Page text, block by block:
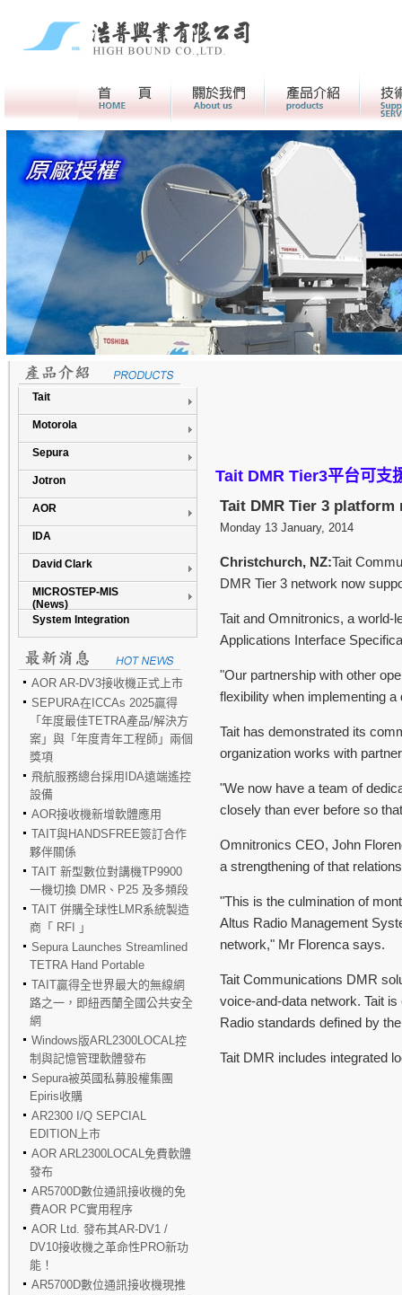
首頁 關於我們> 產品介紹
Tait
Motorola
Sepura
Jotron
AOR
IDA
David Clark
MICROSTEP-MIS
(News)
System Integration
AOR AR-DV3接收機正式上市
SEPURA在ICCAs 2025贏得
「年度最佳TETRA產品/解決方
案」與「年度青年工程師」兩個
獎項
飛航服務總台採用IDA遠端遙控
設備
AOR接收機新增軟體應用
TAIT與HANDSFREE簽訂合作
夥伴關係
TAIT 新型數位對講機TP9900
一機切換 DMR、P25 及多頻段
TAIT 併購全球性LMR系統製造
商「 RFI 」
Sepura Launches Streamlined
TETRA Hand Portable
TAIT贏得全世界最大的無線網
路之一，即紐西蘭全國公共安全
網
Windows版ARL2300LOCAL控
制與記憶管理軟體發布
Sepura被英國私募股權集團
Epiris收購
AR2300 I/Q SEPCIAL
EDITION上市
AOR ARL2300LOCAL免費軟體
發布
AR5700D數位通訊接收機的免
費AOR PC實用程序
AOR Ltd. 發布其AR-DV1 /
DV10接收機之革命性PRO新功
能！
AR5700D數位通訊接收機現推
Tait DMR Tier3平台可支
Tait DMR Tier 3
Monday 13 January, 2014
Christchurch, NZ:Tait
DMR Tier 3 network now
Tait and Omnitronics, a world-
Applications Interface
"Our partnership with other
flexibility when implementing
Tait has demonstrated its
organization works with
"We now have a team of
closely than ever before so
Omnitronics CEO, John
a strengthening of that
"This is the culmination of
Altus Radio Management
network," Mr Florenca says.
Tait Communications DMR
voice-and-data network. Tait
Radio standards defined by
Tait DMR includes integrated